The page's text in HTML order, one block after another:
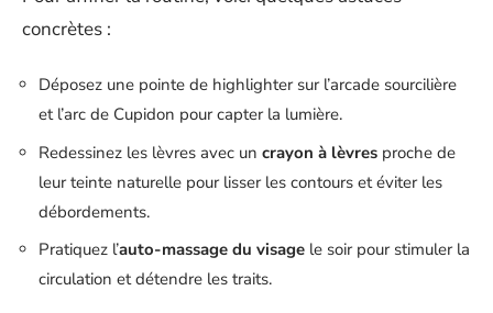
concrètes :
Déposez une pointe de highlighter sur l’arcade sourcilière
et l’arc de Cupidon pour capter la lumière.
Redessinez les lèvres avec un crayon à lèvres proche de
leur teinte naturelle pour lisser les contours et éviter les
débordements.
Pratiquez l’auto-massage du visage le soir pour stimuler la
circulation et détendre les traits.